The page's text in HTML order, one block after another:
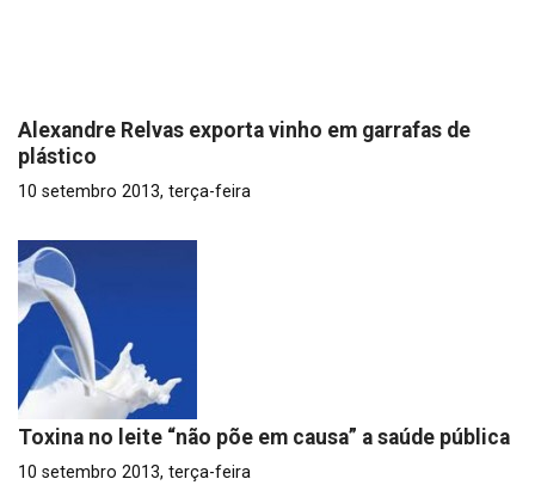
Alexandre Relvas exporta vinho em garrafas de
plástico
10 setembro 2013, terça-feira
Toxina no leite “não põe em causa” a saúde pública
10 setembro 2013, terça-feira